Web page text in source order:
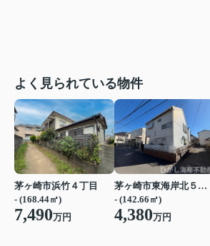
よく見られている物件
茅ヶ崎市浜竹４丁目
- (168.44㎡)
7,490万円
茅ヶ崎市東海岸北５丁目
- (142.66㎡)
4,380万円